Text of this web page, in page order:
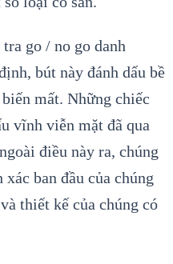
go / no go danh
bút này đánh dấu bề
mất. Những chiếc
vĩnh viễn mặt đã qua
điều này ra, chúng
ban đầu của chúng
thiết kế của chúng có